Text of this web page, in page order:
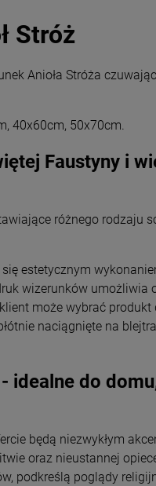
Kardynał
Wyszyński
DO
Stróż
Anioła Stróża
40x60cm, 50x70cm.
Faustyny i
różnego rodzaju
estetycznym
wizerunków umożliwia
może wybrać
naciągnięte na
idealne do
będą niezwykłym
oraz nieustannej
podkreślą poglądy